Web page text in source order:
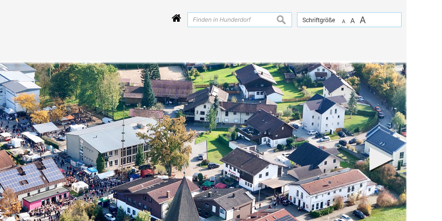
Schriftgröße A A A
suchen